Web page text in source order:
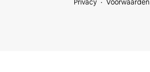
Privacy Voorwaarden